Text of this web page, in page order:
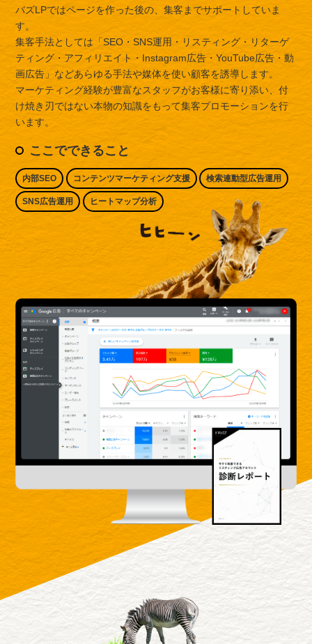
バズLPではページを作った後の、集客までサポートしていま
す。
集客手法としては「SEO・SNS運用・リスティング・リターゲ
ティング・アフィリエイト・Instagram広告・YouTube広告・動
画広告」などあらゆる手法や媒体を使い顧客を誘導します。
マーケティング経験が豊富なスタッフがお客様に寄り添い、付
け焼き刃ではない本物の知識をもって集客プロモーションを行
います。
ここでできること
内部SEO コンテンツマーケティング支援 検索連動型広告運用
SNS広告運用 ヒートマップ分析